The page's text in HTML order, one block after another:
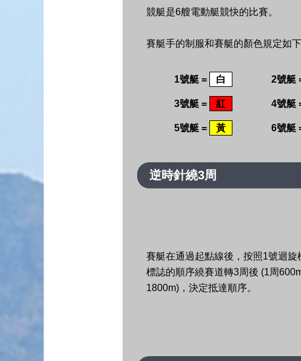
競艇是6艘電動艇競快的比賽。
賽艇手的制服和賽艇的顏色規定如下
1號艇 = 白 2號艇
3號艇 = 紅 4號艇
5號艇 = 黃 6號艇
逆時針繞3周
賽艇在通過起點線後，按照1號迴旋
標誌的順序繞賽道轉3周後 (1周
1800m)，決定抵達順序。